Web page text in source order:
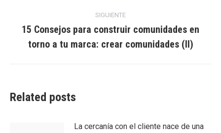
SIGUIENTE
siguiente:
15 Consejos para construir comunidades en
torno a tu marca: crear comunidades (II)
Related posts
La cercanía con el cliente nace de una